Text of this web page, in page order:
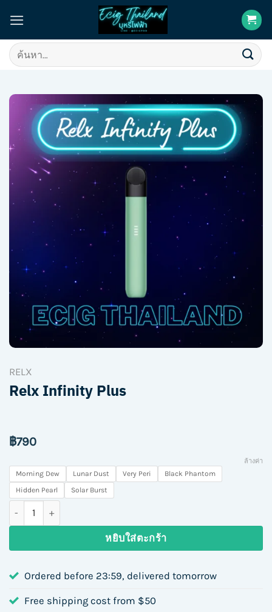
content
ค้นหา:
RELX
Relx Infinity Plus
฿790
Morning Dew Lunar Dust Very Peri
Black Phantom
Hidden Pearl
Solar Burst
ล้างค่า
จำนวน Relx Infinity Plus ชิ้น
หยิบใส่ตะกร้า
Ordered before 23:59, delivered tomorrow
Free shipping cost from $50